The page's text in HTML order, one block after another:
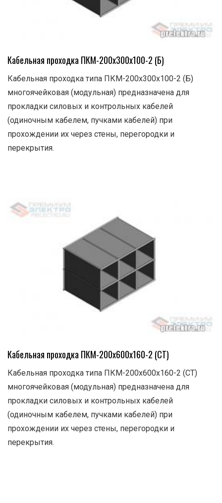
Кабельная проходка ПКМ-200х300х100-2 (Б)
Кабельная проходка типа ПКМ-200х300х100-2 (Б)
многоячейковая (модульная) предназначена для
прокладки силовых и контрольных кабелей
(одиночным кабелем, пучками кабелей) при
прохождении их через стены, перегородки и
перекрытия.
Кабельная проходка ПКМ-200х600х160-2 (СТ)
Кабельная проходка типа ПКМ-200х600х160-2 (СТ)
многоячейковая (модульная) предназначена для
прокладки силовых и контрольных кабелей
(одиночным кабелем, пучками кабелей) при
прохождении их через стены, перегородки и
перекрытия.